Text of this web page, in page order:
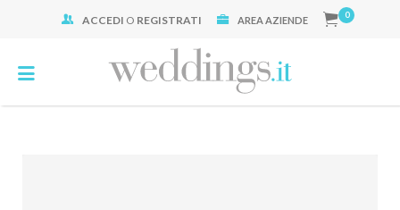
ACCEDI O REGISTRATI AREA AZIENDE 0